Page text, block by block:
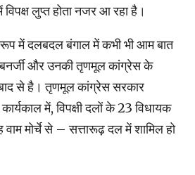
लुप्त होता नजर आ रहा है।
में दलबदल बंगाल में कभी भी आम बात
बनर्जी और उनकी तृणमूल कांग्रेस के
से है। तृणमूल कांग्रेस सरकार
में, विपक्षी दलों के 23 विधायक
मोर्चे से – सत्तारूढ़ दल में शामिल हो